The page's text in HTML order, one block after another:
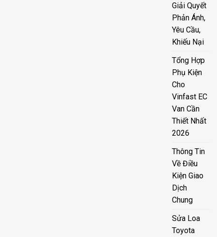
Giải Quyết
Phản Ánh,
Yêu Cầu,
Khiếu Nại
Tổng Hợp
Phụ Kiện
Cho
Vinfast EC
Van Cần
Thiết Nhất
2026
Thông Tin
Về Điều
Kiện Giao
Dịch
Chung
Sửa Loa
Toyota